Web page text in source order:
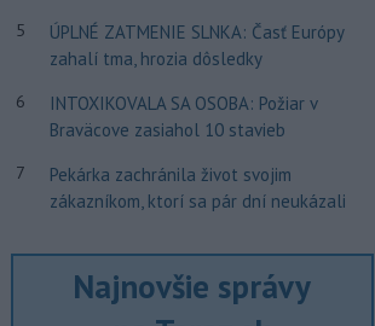
5
ÚPLNÉ ZATMENIE SLNKA: Časť Európy
zahalí tma, hrozia dôsledky
6
INTOXIKOVALA SA OSOBA: Požiar v
Braväcove zasiahol 10 stavieb
7
Pekárka zachránila život svojim
zákazníkom, ktorí sa pár dní neukázali
Najnovšie správy